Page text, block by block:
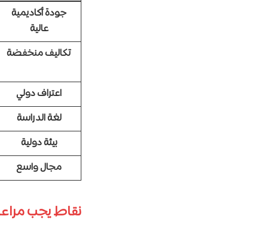
جودة أكاديمية
عالية
تكاليف منخفضة
اعتراف دولي
لغة الدراسة
بيئة دولية
مجال واسع
نقاط يجب